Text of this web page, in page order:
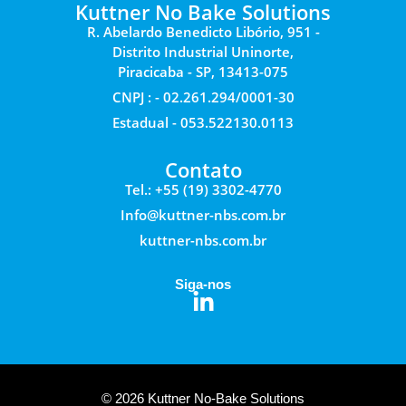
Kuttner No Bake Solutions
R. Abelardo Benedicto Libório, 951 -
Distrito Industrial Uninorte,
Piracicaba - SP, 13413-075
CNPJ : - 02.261.294/0001-30
Estadual - 053.522130.0113
Contato
Tel.: +55 (19) 3302-4770
Info@kuttner-nbs.com.br
kuttner-nbs.com.br
Siga-nos
© 2026 Kuttner No-Bake Solutions